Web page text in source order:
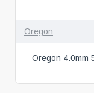
Oregon
Oregon 4.0mm